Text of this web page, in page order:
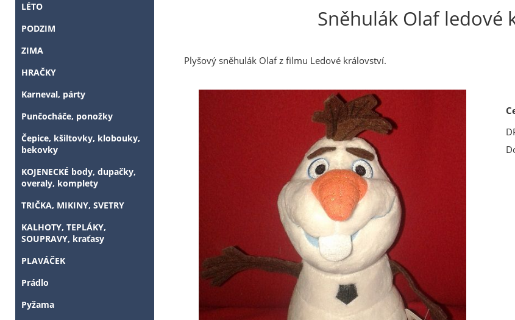
Sněhulák Olaf ledové
Plyšový sněhulák Olaf z filmu Ledové království.
LÉTO
PODZIM
ZIMA
HRAČKY
Karneval, párty
Punčocháče, ponožky
Čepice, kšiltovky, klobouky,
bekovky
KOJENECKÉ body, dupačky,
overaly, komplety
TRIČKA, MIKINY, SVETRY
KALHOTY, TEPLÁKY,
SOUPRAVY, kraťasy
PLAVÁČEK
Prádlo
Pyžama